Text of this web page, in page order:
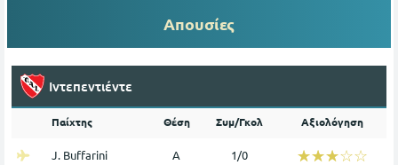
Απουσίες
Ιντεπεντιέντε
Παίχτης Θέση Συμ/Γκολ Αξιολόγηση
J. Buffarini Α 1/0 ☆☆☆☆☆
★★★★★